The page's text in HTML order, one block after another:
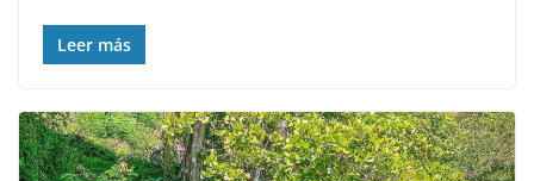
Leer más